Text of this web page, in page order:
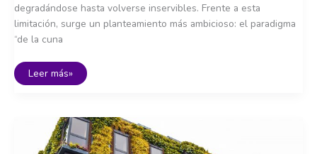
degradándose hasta volverse inservibles. Frente a esta
limitación, surge un planteamiento más ambicioso: el paradigma
“de la cuna
De
la
rediseño
Leer más»